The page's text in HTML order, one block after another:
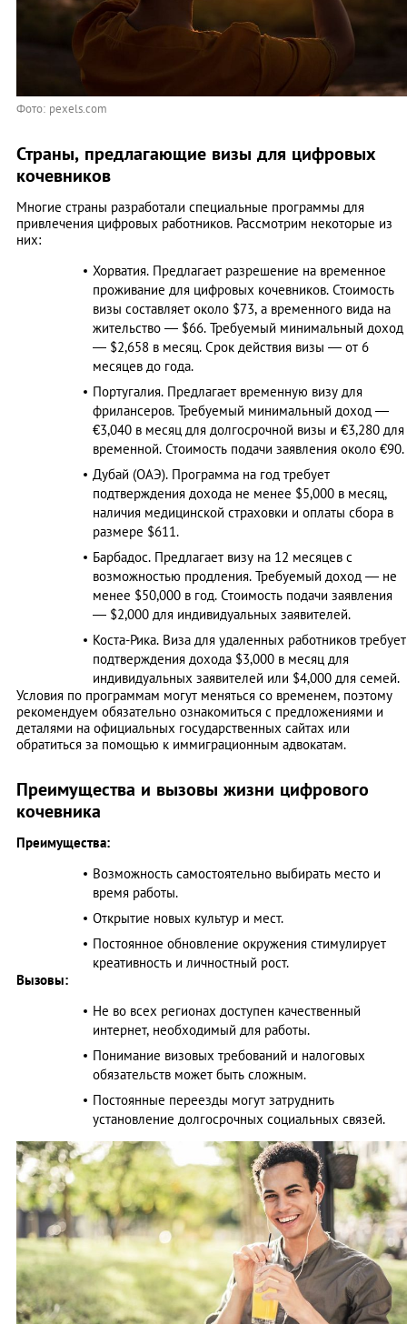
Фото: pexels.com
Страны, предлагающие визы для цифровых
кочевников
Многие страны разработали специальные программы для
привлечения цифровых работников. Рассмотрим некоторые из
них:
Хорватия. Предлагает разрешение на временное
проживание для цифровых кочевников. Стоимость
визы составляет около $73, а временного вида на
жительство — $66. Требуемый минимальный доход
— $2,658 в месяц. Срок действия визы — от 6
месяцев до года. ​
Португалия. Предлагает временную визу для
фрилансеров. Требуемый минимальный доход —
€3,040 в месяц для долгосрочной визы и €3,280 для
временной. Стоимость подачи заявления около €90. ​
Дубай (ОАЭ). Программа на год требует
подтверждения дохода не менее $5,000 в месяц,
наличия медицинской страховки и оплаты сбора в
размере $611. ​
Барбадос. Предлагает визу на 12 месяцев с
возможностью продления. Требуемый доход — не
менее $50,000 в год. Стоимость подачи заявления
— $2,000 для индивидуальных заявителей. ​
Коста-Рика. Виза для удаленных работников требует
подтверждения дохода $3,000 в месяц для
индивидуальных заявителей или $4,000 для семей. ​
Условия по программам могут меняться со временем, поэтому
рекомендуем обязательно ознакомиться с предложениями и
деталями на официальных государственных сайтах или
обратиться за помощью к иммиграционным адвокатам.
Преимущества и вызовы жизни цифрового
кочевника
Преимущества:
Возможность самостоятельно выбирать место и
время работы.​
Открытие новых культур и мест.
Постоянное обновление окружения стимулирует
креативность и личностный рост.​
Вызовы:
Не во всех регионах доступен качественный
интернет, необходимый для работы.​
Понимание визовых требований и налоговых
обязательств может быть сложным.​
Постоянные переезды могут затруднить
установление долгосрочных социальных связей.